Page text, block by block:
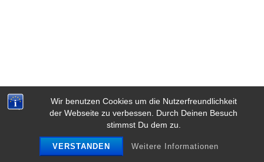
Wir benutzen Cookies um die Nutzerfreundlichkeit
der Webseite zu verbessen. Durch Deinen Besuch
stimmst Du dem zu.
VERSTANDEN Weitere Informationen